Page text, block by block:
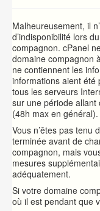
Malheureusement, il
d’indisponibilité lors
compagnon. cPanel
domaine compagnon
ne contiennent les
informations aient été
tous les serveurs
sur une période
(48h max en général).
Vous n’êtes pas tenu
terminée avant de
compagnon, mais
mesures
adéquatement.
Si votre domaine
où il est pendant que